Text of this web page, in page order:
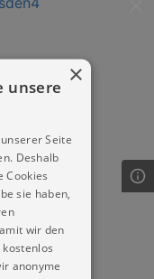
und
×
unsere
Seite
Deshalb
Cookies
sie haben,
wir den
anonyme